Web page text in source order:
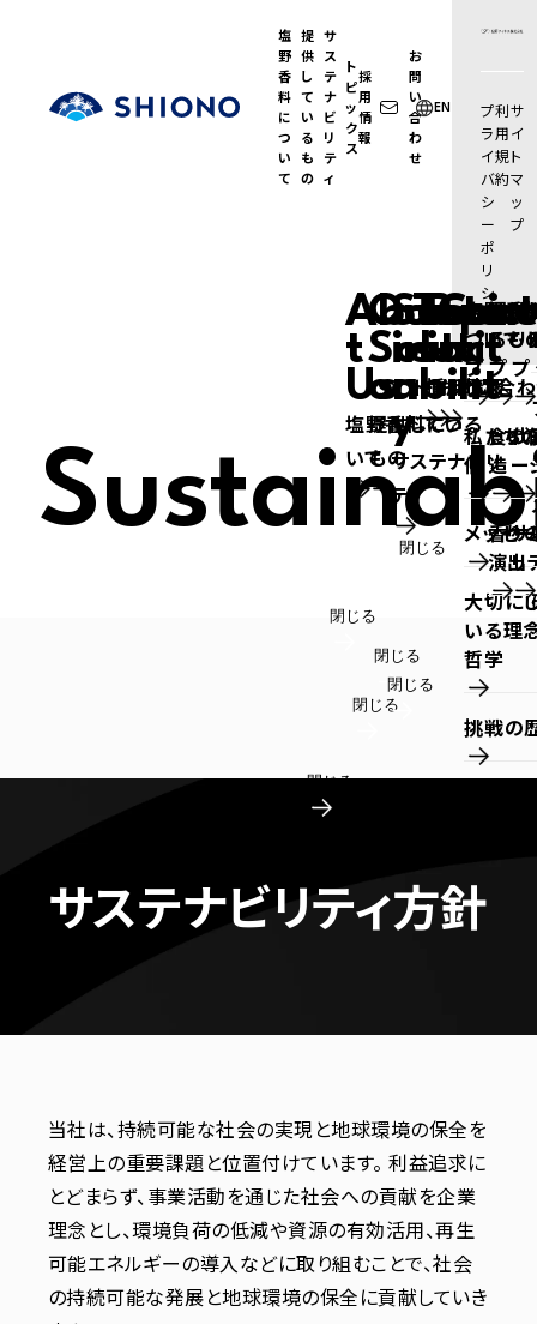
塩野香料株式会社
塩
野
香
料
に
つ
い
て
Abou
t
Us
塩野香料につ
いて
塩野香
ついて
プ
私たち
値
メッセ
大切に
いる理
哲学
挑戦の
閉じる
提
供
し
て
い
る
も
の
Our
Soluti
on
提供している
もの
提供
るも
プ
食の
造
香り
演出
閉じる
サ
ス
テ
ナ
ビ
リ
テ
ィ
Susta
in-
abilit
y
サステナビリ
ティ
サ
リ
プ
代
ー
サ
リ
閉じる
ト
ピ
ッ
ク
ス
Topic
s
トピックス
閉じる
採
用
情
報
it
採用情報
閉じる
お
問
い
合
わ
せ
Cont
act
お問い合
閉じる
EN
プ
ラ
イ
バ
シ
ー
ポ
リ
シ
利
用
規
約
サ
イ
ト
マ
ッ
プ
サステナビリティ方針
当社は、持続可能な社会の実現と地球環境の保全を
経営上の重要課題と位置付けています。 利益追求に
とどまらず、事業活動を通じた社会への貢献を企業
理念とし、環境負荷の低減や資源の有効活用、再生
可能エネルギーの導入などに取り組むことで、社会
の持続可能な発展と地球環境の保全に貢献していき